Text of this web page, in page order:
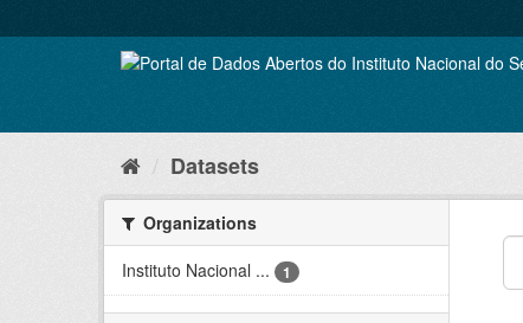
to
Datasets
Organizations
Instituto Nacional ...
1